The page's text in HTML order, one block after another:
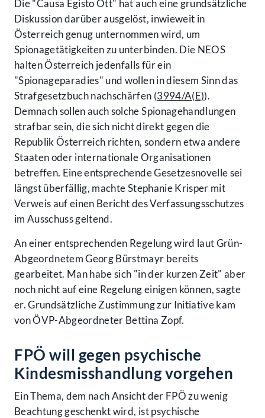
Die "Causa Egisto Ott" hat auch eine grundsätzliche
Diskussion darüber ausgelöst, inwieweit in
Österreich genug unternommen wird, um
Spionagetätigkeiten zu unterbinden. Die NEOS
halten Österreich jedenfalls für ein
"Spionageparadies" und wollen in diesem Sinn das
Strafgesetzbuch nachschärfen (3994/A(E)).
Demnach sollen auch solche Spionagehandlungen
strafbar sein, die sich nicht direkt gegen die
Republik Österreich richten, sondern etwa andere
Staaten oder internationale Organisationen
betreffen. Eine entsprechende Gesetzesnovelle sei
längst überfällig, machte Stephanie Krisper mit
Verweis auf einen Bericht des Verfassungsschutzes
im Ausschuss geltend.
An einer entsprechenden Regelung wird laut Grün-
Abgeordnetem Georg Bürstmayr bereits
gearbeitet. Man habe sich "in der kurzen Zeit" aber
noch nicht auf eine Regelung einigen können, sagte
er. Grundsätzliche Zustimmung zur Initiative kam
von ÖVP-Abgeordneter Bettina Zopf.
FPÖ will gegen psychische
Kindesmisshandlung vorgehen
Ein Thema, dem nach Ansicht der FPÖ zu wenig
Beachtung geschenkt wird, ist psychische